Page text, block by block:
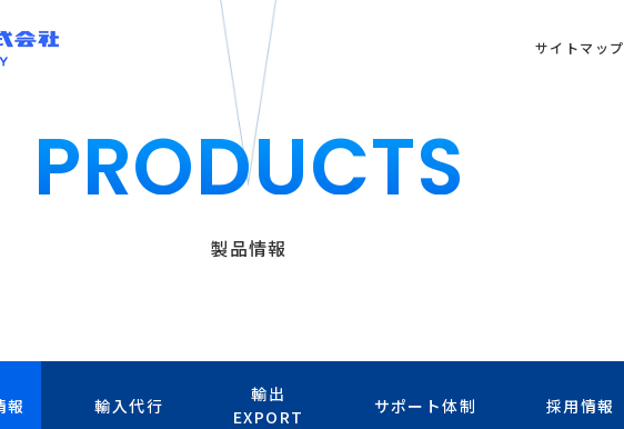
サイトマップ
PRODUCTS
製品情報
報 輸入代行
輸出
EXPORT
サポート体制 採用情報